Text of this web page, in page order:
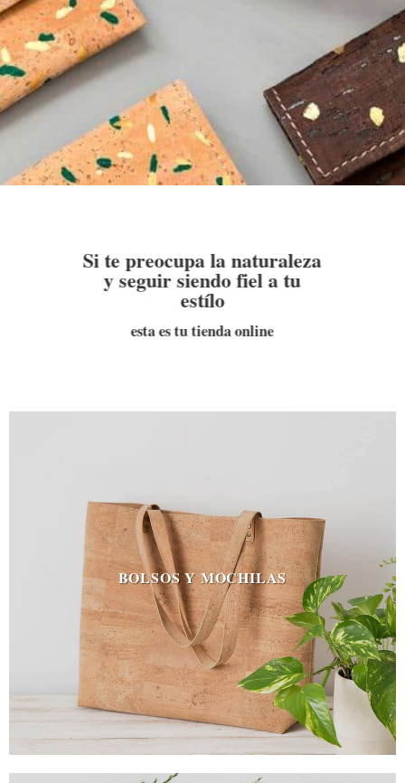
Si te preocupa la naturaleza
y seguir siendo fiel a tu
estílo
esta es tu tienda online
BOLSOS Y MOCHILAS